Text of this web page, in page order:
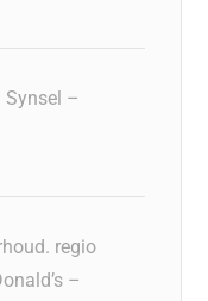
Synsel –
regio
–